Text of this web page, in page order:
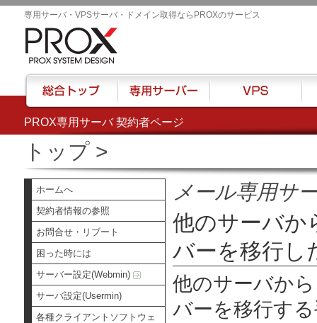
PROX専用サーバ 契約者ページ
専用サーバ・VPSサーバ・ドメイン取得ならPROXのサービス
トップ>
ホームへ
契約者情報の参照
お問合せ・リブート
困った時には
サーバー設定(Webmin)
サーバ設定(Usermin)
各種クライアントソフトウェ
メール専用サ
他のサーバか
バーを移行し
他のサーバか
バーを移行す
総合トップ 専用サーバー VPS ハ